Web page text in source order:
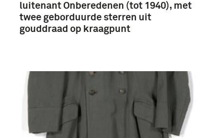
luitenant Onberedenen (tot 1940), met
twee geborduurde sterren uit
gouddraad op kraagpunt